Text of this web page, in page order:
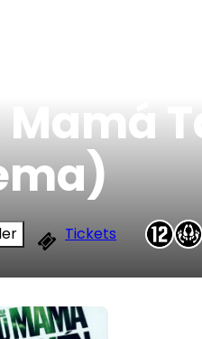
Mamá
Tickets